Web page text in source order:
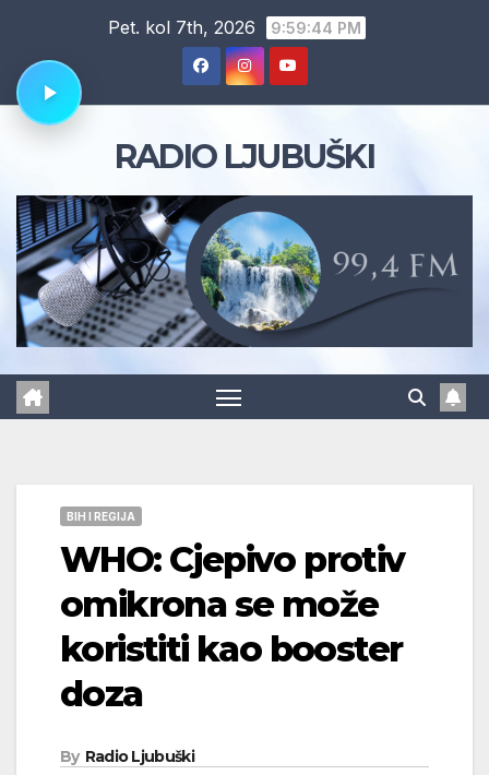
content
Pet. kol 7th, 2026 9:59:45 PM
RADIO LJUBUŠKI
BIH I REGIJA
WHO: Cjepivo protiv
omikrona se može
koristiti kao booster
doza
By Radio Ljubuški